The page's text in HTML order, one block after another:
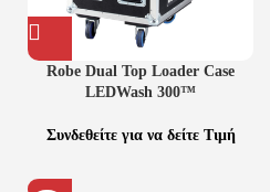
Robe Dual Top Loader Case
LEDWash 300™
Συνδεθείτε για να δείτε Τιμή